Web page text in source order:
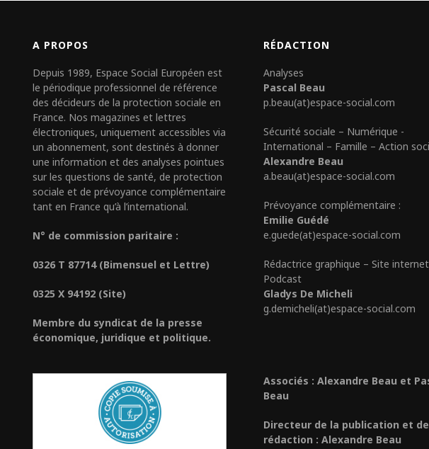
A PROPOS
Depuis 1989, Espace Social Européen est
le périodique professionnel de référence
des décideurs de la protection sociale en
France. Nos magazines et lettres
électroniques, uniquement accessibles via
un abonnement, sont destinés à donner
une information et des analyses pointues
sur les questions de santé, de protection
sociale et de prévoyance complémentaire
tant en France qu’à l’international.
N° de commission paritaire :
0326 T 87714 (Bimensuel et Lettre)
0325 X 94192 (Site)
Membre du syndicat de la presse
économique, juridique et politique.
RÉDACTION
Analyses
Pascal Beau
p.beau(at)espace-social.com
Sécurité sociale – Numérique -
International – Famille – Action
Alexandre Beau
a.beau(at)espace-social.com
Prévoyance complémentaire :
Emilie Guédé
e.guede(at)espace-social.com
Rédactrice graphique – Site
Podcast
Gladys De Micheli
g.demicheli(at)espace-social.com
Associés : Alexandre Beau et
Beau
Directeur de la publication et
rédaction : Alexandre Beau